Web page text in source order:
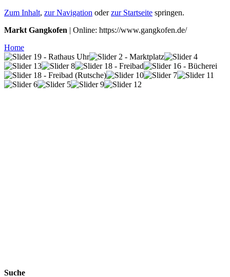
Zum Inhalt, zur Navigation oderzur Startseite springen.
Markt Gangkofen | Online: https://www.gangkofen.de/
Home
Suche